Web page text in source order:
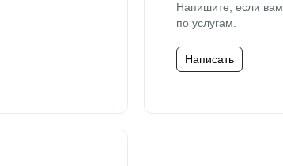
Напишите, если
по услугам.
Написать